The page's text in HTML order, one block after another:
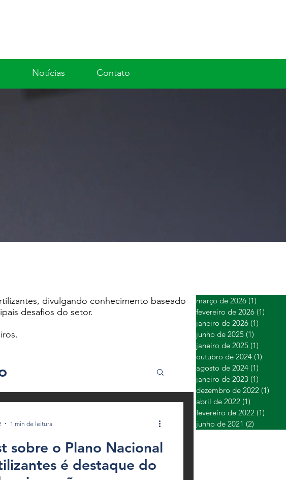
Notícias Contato
divulgando conhecimento baseado
desafios do setor.
sobre o Plano Nacional
é destaque do
1 min de leitura
março de 2026 (1)
fevereiro de 2026 (1)
janeiro de 2026 (1)
junho de 2025 (1)
janeiro de 2025 (1)
outubro de 2024 (1)
agosto de 2024 (1)
janeiro de 2023 (1)
dezembro de 2022 (1)
abril de 2022 (1)
fevereiro de 2022 (1)
junho de 2021 (2)